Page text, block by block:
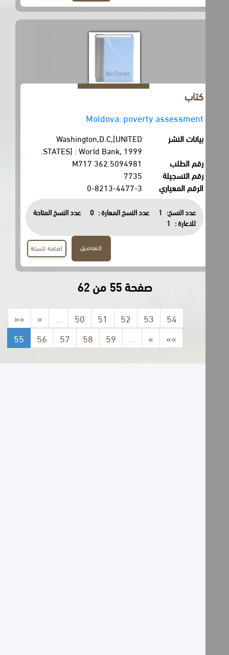
Moldova: poverty assessment
بيانات النشر
Washington,D.C,[UNITED
STATES] : World Bank, 1999.
رقم الطلب
362.5094981 M717
رقم التسجيلة
7735
الرقم المعياري
0-8213-4477-3
عدد النسخ: 1 عدد النسخ المعارة : 0
عدد النسخ المتاحة
للاعارة :
1
اضافة للسلة
صفحة 55 من 62
«« … 50 51 52 53
55
56 57 58 … »